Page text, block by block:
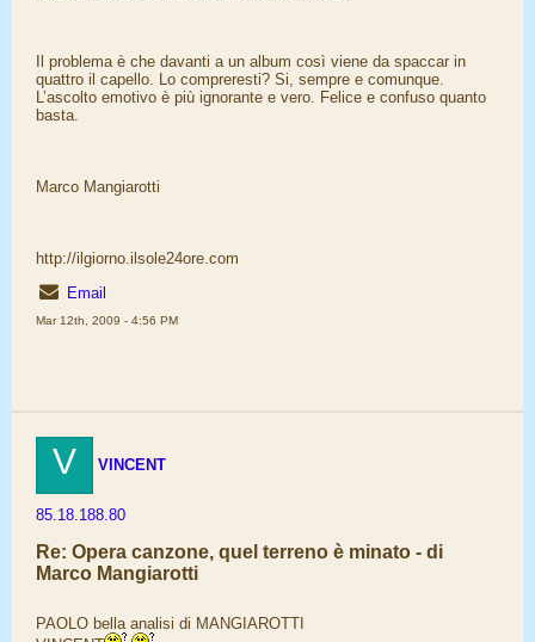
Il problema è che davanti a un album così viene da spaccar in
quattro il capello. Lo compreresti? Si, sempre e comunque.
L’ascolto emotivo è più ignorante e vero. Felice e confuso quanto
basta.
Marco Mangiarotti
http://ilgiorno.ilsole24ore.com
Email
Mar 12th, 2009 - 4:56 PM
V VINCENT
85.18.188.80
Re: Opera canzone, quel terreno è minato - di
Marco Mangiarotti
PAOLO bella analisi di MANGIAROTTI